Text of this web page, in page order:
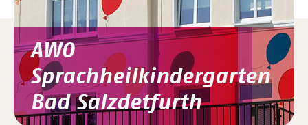
AWO
Sprachheilkindergarten
Bad Salzdetfurth